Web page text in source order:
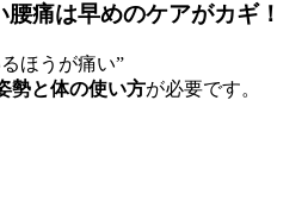
腰痛は早めのケアがカギ！
ほうが痛い”
勢と体の使い方が必要です。